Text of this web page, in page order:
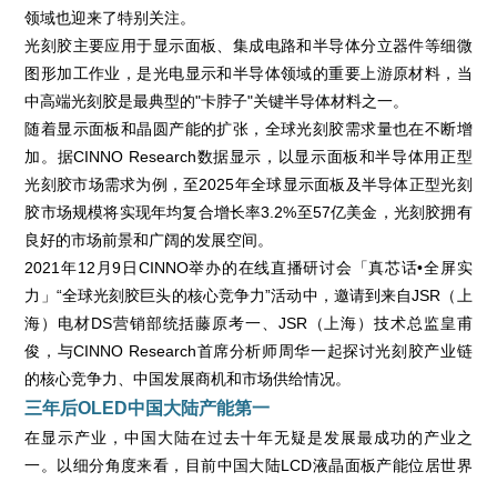
领域也迎来了特别关注。
光刻胶主要应用于显示面板、集成电路和半导体分立器件等细微
图形加工作业，是光电显示和半导体领域的重要上游原材料，当
中高端光刻胶是最典型的"卡脖子"关键半导体材料之一。
随着显示面板和晶圆产能的扩张，全球光刻胶需求量也在不断增
加。据CINNO Research数据显示，以显示面板和半导体用正型
光刻胶市场需求为例，至2025年全球显示面板及半导体正型光刻
胶市场规模将实现年均复合增长率3.2%至57亿美金，光刻胶拥有
良好的市场前景和广阔的发展空间。
2021年12月9日CINNO举办的在线直播研讨会「真芯话•全屏实
力」“全球光刻胶巨头的核心竞争力”活动中，邀请到来自JSR（上
海）电材DS营销部统括藤原考一、JSR（上海）技术总监皇甫
俊，与CINNO Research首席分析师周华一起探讨光刻胶产业链
的核心竞争力、中国发展商机和市场供给情况。
三年后OLED中国大陆产能第一
在显示产业，中国大陆在过去十年无疑是发展最成功的产业之
一。以细分角度来看，目前中国大陆LCD液晶面板产能位居世界